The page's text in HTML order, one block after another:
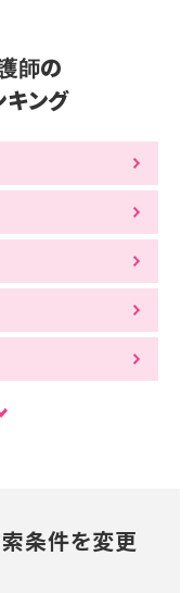
師の
ング
条件を変更